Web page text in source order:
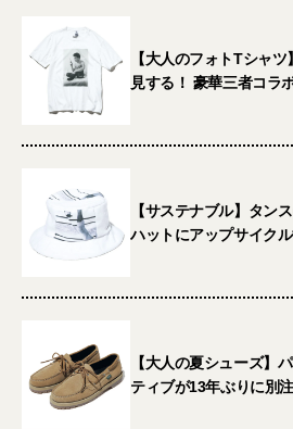
【大人のフォトTシャ
見する！ 豪華三者コラ
【サステナブル】タン
ハットにアップサイク
【大人の夏シューズ】
ティブが13年ぶりに別注